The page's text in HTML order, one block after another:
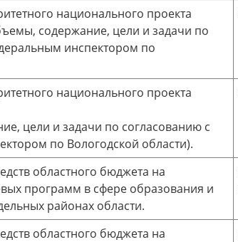
национального проекта
содержание, цели и задачи по
инспектором по
национального проекта
цели и задачи по согласованию с
по Вологодской области).
областного бюджета на
программ в сфере образования и
районах области.
областного бюджета на